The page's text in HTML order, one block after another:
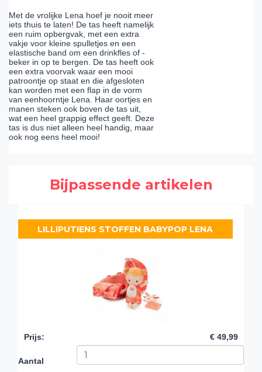
Met de vrolijke Lena hoef je nooit meer
iets thuis te laten! De tas heeft namelijk
een ruim opbergvak, met een extra
vakje voor kleine spulletjes en een
elastische band om een drinkfles of -
beker in op te bergen. De tas heeft ook
een extra voorvak waar een mooi
patroontje op staat en die afgesloten
kan worden met een flap in de vorm
van eenhoorntje Lena. Haar oortjes en
manen steken ook boven de tas uit,
wat een heel grappig effect geeft. Deze
tas is dus niet alleen heel handig, maar
ook nog eens heel mooi!
Bijpassende artikelen
LILLIPUTIENS STOFFEN BABYPOP LENA
Prijs: € 49,99
Aantal